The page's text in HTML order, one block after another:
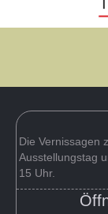
Die Vernissagen
Ausstellungstag
15 Uhr.